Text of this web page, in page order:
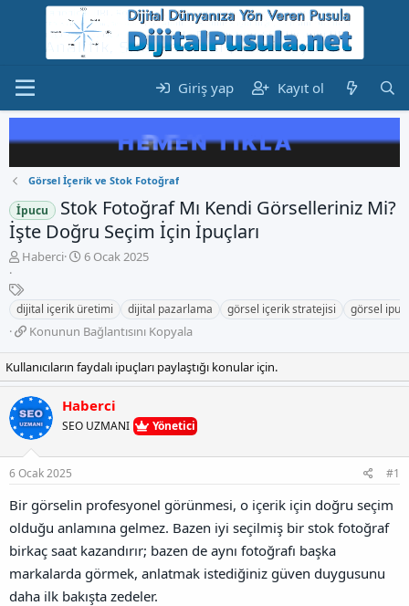
Giriş yap Kayıt ol
Görsel İçerik ve Stok Fotoğraf
İpucu
Stok Fotoğraf Mı Kendi Görselleriniz Mi?
İşte Doğru Seçim İçin İpuçları
K
n
b
u
y
u
b
a
ş
l
a
t
a
Haberci
B
l
a
n
g
ı
ç
t
a
i
6 Ocak 2025
E
t
i
e
t
l
e
r
dijital içerik üretimi dijital pazarlama görsel içerik stratejisi görsel
K
n
u
n
u
n
ğ
a
n
t
ı
s
ı
Konunun Bağlantısını Kopyala
Kullanıcıların faydalı ipuçları paylaştığı konular için.
Haberci
SEO UZMANI Yönetici
6 Ocak 2025 #1
Bir görselin profesyonel görünmesi, o içerik için doğru seçim
olduğu anlamına gelmez. Bazen iyi seçilmiş bir stok fotoğraf
birkaç saat kazandırır; bazen de aynı fotoğrafı başka
markalarda görmek, anlatmak istediğiniz güven duygusunu
daha ilk bakışta zedeler.